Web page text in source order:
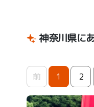
神奈川県に
前 1 2